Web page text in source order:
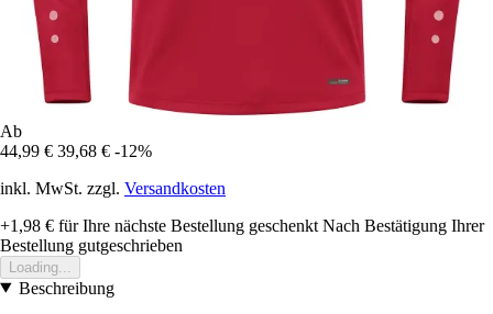
Ab
44,99 € 39,68 € -12%
inkl. MwSt. zzgl. Versandkosten
+1,98 € für Ihre nächste Bestellung geschenkt Nach Bestätigung Ihrer
Bestellung gutgeschrieben
Loading...
Beschreibung